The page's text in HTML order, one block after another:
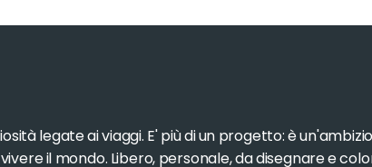
legate ai viaggi. E' più di un progetto: è
il mondo. Libero, personale, da disegnare e